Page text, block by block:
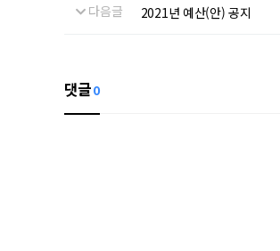
다음글 2021년 예산(안) 공지
댓글0